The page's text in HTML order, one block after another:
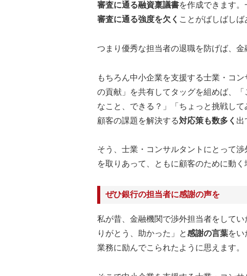
審査に通る融資稟議書を作成できます
審査に通る強度を欠く ことがばしばしば
つまり優秀な担当者の退職を防げば、金
もちろん中小企業を支援する士業・コ
の貢献」を共有してタッグを組めば、
なこと、できる？」「ちょっと挑戦して
顧客の課題を解決する対応策も数多く 出
そう、士業・コンサルタントにとって渉
を取りあって、ともに顧客のために動
ぜひ銀行の担当者に感謝の声を
私が昔、金融機関で渉外担当者をして
りがとう、助かった」と感謝の言葉をい
業務に励んでこられたように思えます。